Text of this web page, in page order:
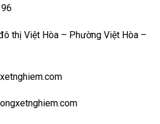
thị Việt Hòa – Phường Việt Hòa –